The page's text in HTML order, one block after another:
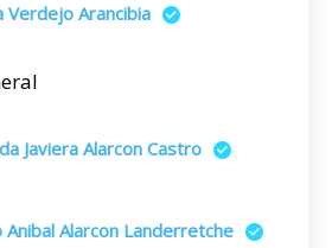
Verdejo Arancibia
Javiera Alarcon Castro
Anibal Alarcon Landerretche